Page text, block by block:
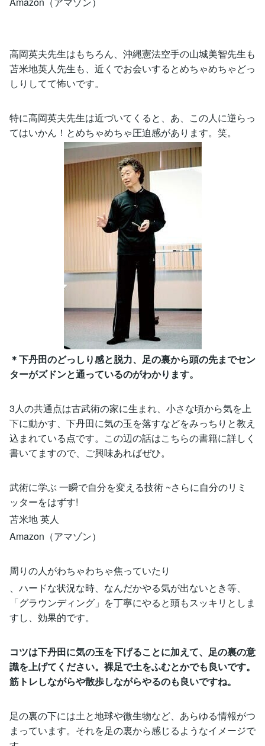
高岡英夫先生はもちろん、沖縄憲法空手の山城美智先生も
苫米地英人先生も、近くでお会いするとめちゃめちゃどっ
しりしてて怖いです。
特に高岡英夫先生は近づいてくると、あ、この人に逆らっ
てはいかん！とめちゃめちゃ圧迫感があります。笑。
＊下丹田のどっしり感と脱力、足の裏から頭の先までセン
ターがズドンと通っているのがわかります。
3人の共通点は古武術の家に生まれ、小さな頃から気を上
下に動かす、下丹田に気の玉を落すなどをみっちりと教え
込まれている点です。この辺の話はこちらの書籍に詳しく
書いてますので、ご興味あればぜひ。
武術に学ぶ 一瞬で自分を変える技術 ~さらに自分のリミ
ッターをはずす!
苫米地 英人
Amazon（アマゾン）
周りの人がわちゃわちゃ焦っていたり
、ハードな状況な時、なんだかやる気が出ないとき等、
「グラウンディング」を丁寧にやると頭もスッキリとしま
すし、効果的です。
コツは下丹田に気の玉を下げることに加えて、足の裏の意
識を上げてください。裸足で土をふむとかでも良いです。
筋トレしながらや散歩しながらやるのも良いですね。
足の裏の下には土と地球や微生物など、あらゆる情報がつ
まっています。それを足の裏から感じるようなイメージで